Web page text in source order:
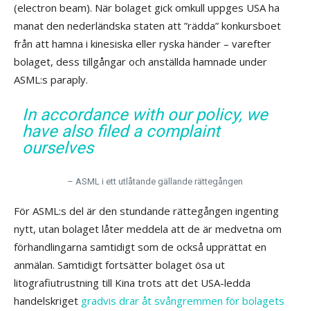
(electron beam). När bolaget gick omkull uppges USA ha
manat den nederländska staten att ”rädda” konkursboet
från att hamna i kinesiska eller ryska händer – varefter
bolaget, dess tillgångar och anställda hamnade under
ASML:s paraply.
In accordance with our policy, we
have also filed a complaint
ourselves
– ASML i ett utlåtande gällande rättegången
För ASML:s del är den stundande rättegången ingenting
nytt, utan bolaget låter meddela att de är medvetna om
förhandlingarna samtidigt som de också upprättat en
anmälan. Samtidigt fortsätter bolaget ösa ut
litografiutrustning till Kina trots att det USA-ledda
handelskriget gradvis drar åt svångremmen för bolagets